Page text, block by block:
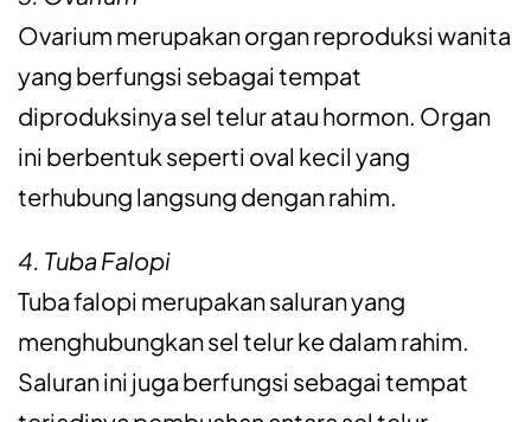
Ovarium merupakan organ reproduksi wanita
yang berfungsi sebagai tempat
diproduksinya sel telur atau hormon. Organ
ini berbentuk seperti oval kecil yang
terhubung langsung dengan rahim.
4. Tuba Falopi
Tuba falopi merupakan saluran yang
menghubungkan sel telur ke dalam rahim.
Saluran ini juga berfungsi sebagai tempat